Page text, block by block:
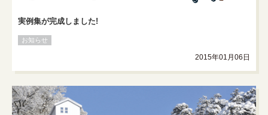
実例集が完成しました!
お知らせ
2015年01月06日